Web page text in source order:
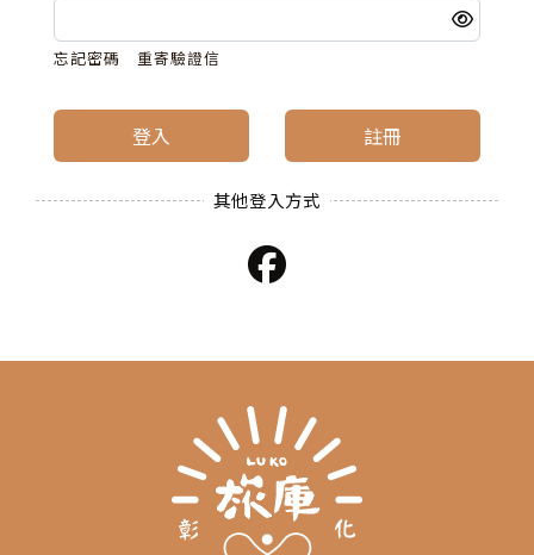
忘記密碼 重寄驗證信
登入 註冊